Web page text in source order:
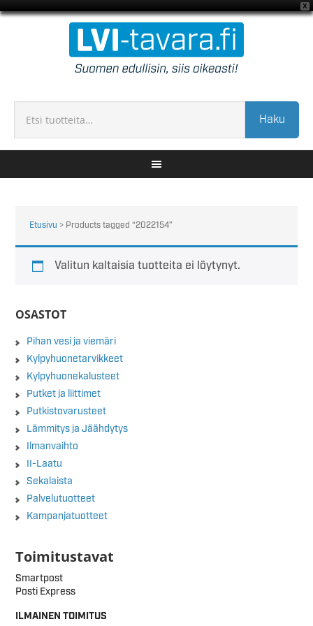
X
Haku
Etusivu > Products tagged “2022154”
Valitun kaltaisia tuotteita ei löytynyt.
OSASTOT
Pihan vesi ja viemäri
Kylpyhuonetarvikkeet
Kylpyhuonekalusteet
Putket ja liittimet
Putkistovarusteet
Lämmitys ja Jäähdytys
Ilmanvaihto
II-Laatu
Sekalaista
Palvelutuotteet
Kampanjatuotteet
Toimitustavat
Smartpost
Posti Express
ILMAINEN TOIMITUS